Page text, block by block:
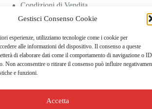
Gestisci Consenso Cookie
esperienze, utilizziamo tecnologie come i cookie per
alle informazioni del dispositivo. Il consenso a queste
di elaborare dati come il comportamento di navigazione o ID
Non acconsentire o ritirare il consenso può influire
e funzioni.
Accetta
Condizioni di Vendita
Pagamenti
Account
Il mio Account